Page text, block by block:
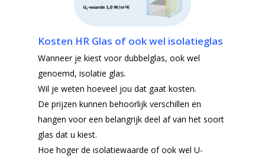
Kosten HR Glas of ook wel isolatieglas
Wanneer je kiest voor dubbelglas, ook wel
genoemd, isolatie glas.
Wil je weten hoeveel jou dat gaat kosten.
De prijzen kunnen behoorlijk verschillen en
hangen voor een belangrijk deel af van het soort
glas dat u kiest.
Hoe hoger de isolatiewaarde of ook wel U-